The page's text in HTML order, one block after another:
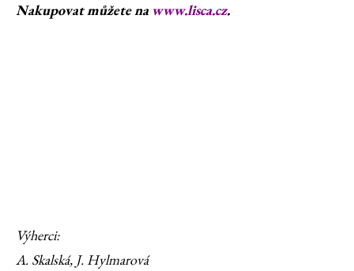
Nakupovat můžete na www.lisca.cz.
Výherci:
A. Skalská, J. Hylmarová